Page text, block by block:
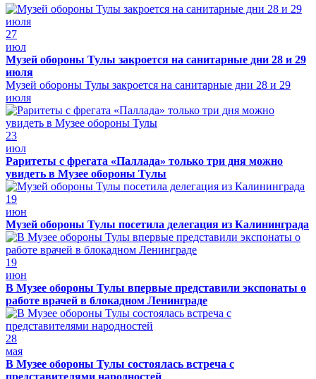
27
июл
Музей обороны Тулы закроется на санитарные дни 28 и 29
июля
Музей обороны Тулы закроется на санитарные дни 28 и 29
июля
23
июл
Раритеты с фрегата «Паллада» только три дня можно
увидеть в Музее обороны Тулы
19
июн
Музей обороны Тулы посетила делегация из Калининграда
19
июн
В Музее обороны Тулы впервые представили экспонаты о
работе врачей в блокадном Ленинграде
28
мая
В Музее обороны Тулы состоялась встреча с
представителями народностей